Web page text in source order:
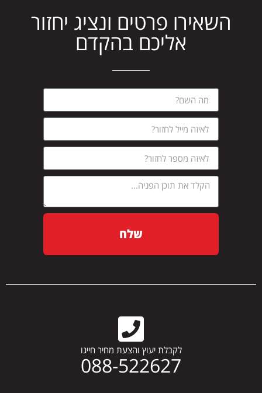
השאירו פרטים ונציג יחזור
אליכם בהקדם
שלח
לקבלת יעוץ והצעת מחיר חייגו
088-522627